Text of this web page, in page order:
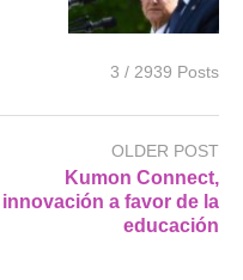
3 / 2939 Posts
OLDER POST
Kumon Connect,
innovación a favor de la
educación